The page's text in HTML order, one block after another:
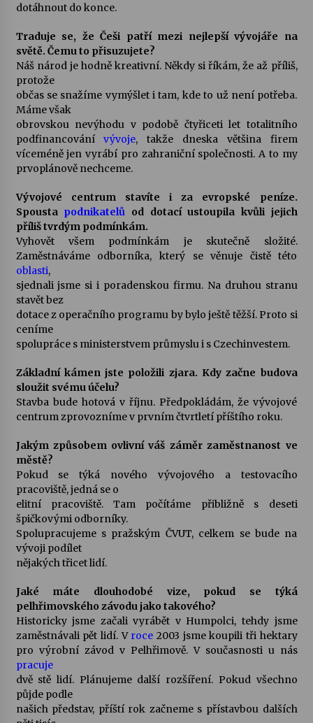
dotáhnout do konce.
Traduje se, že Češi patří mezi nejlepší vývojáře na
světě. Čemu to přisuzujete?
Náš národ je hodně kreativní. Někdy si říkám, že až příliš,
protože
občas se snažíme vymýšlet i tam, kde to už není potřeba.
Máme však
obrovskou nevýhodu v podobě čtyřiceti let totalitního
podfinancovánívývoje, takže dneska většina firem
víceméně jen vyrábí pro zahraniční společnosti. A to my
prvoplánově nechceme.
Vývojové centrum stavíte i za evropské peníze.
Spousta podnikatelů od dotací ustoupila kvůli jejich
příliš tvrdým podmínkám.
Vyhovět všem podmínkám je skutečně složité.
Zaměstnáváme odborníka, který se věnuje čistě této
oblasti,
sjednali jsme si i poradenskou firmu. Na druhou stranu
stavět bez
dotace z operačního programu by bylo ještě těžší. Proto si
ceníme
spolupráce s ministerstvem průmyslu i s Czechinvestem.
Základní kámen jste položili zjara. Kdy začne budova
sloužit svému účelu?
Stavba bude hotová v říjnu. Předpokládám, že vývojové
centrum zprovozníme v prvním čtvrtletí příštího roku.
Jakým způsobem ovlivní váš záměr zaměstnanost ve
městě?
Pokud se týká nového vývojového a testovacího
pracoviště, jedná se o
elitní pracoviště. Tam počítáme přibližně s deseti
špičkovými odborníky.
Spolupracujeme s pražským ČVUT, celkem se bude na
vývoji podílet
nějakých třicet lidí.
Jaké máte dlouhodobé vize, pokud se týká
pelhřimovského závodu jako takového?
Historicky jsme začali vyrábět v Humpolci, tehdy jsme
zaměstnávali pět lidí. V roce 2003 jsme koupili tři hektary
pro výrobní závod v Pelhřimově. V současnosti u nás
pracuje
dvě stě lidí. Plánujeme další rozšíření. Pokud všechno
půjde podle
našich představ, příští rok začneme s přístavbou dalších